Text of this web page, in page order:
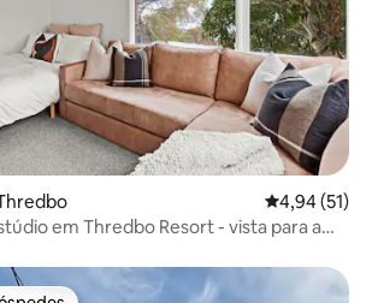
4,94 de uma
4,94 (51)
em Thredbo Resort - vista para a